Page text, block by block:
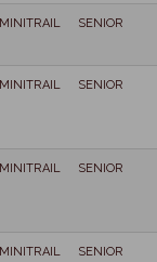
MINITRAIL SENIOR
MINITRAIL SENIOR
MINITRAIL SENIOR
MINITRAIL SENIOR